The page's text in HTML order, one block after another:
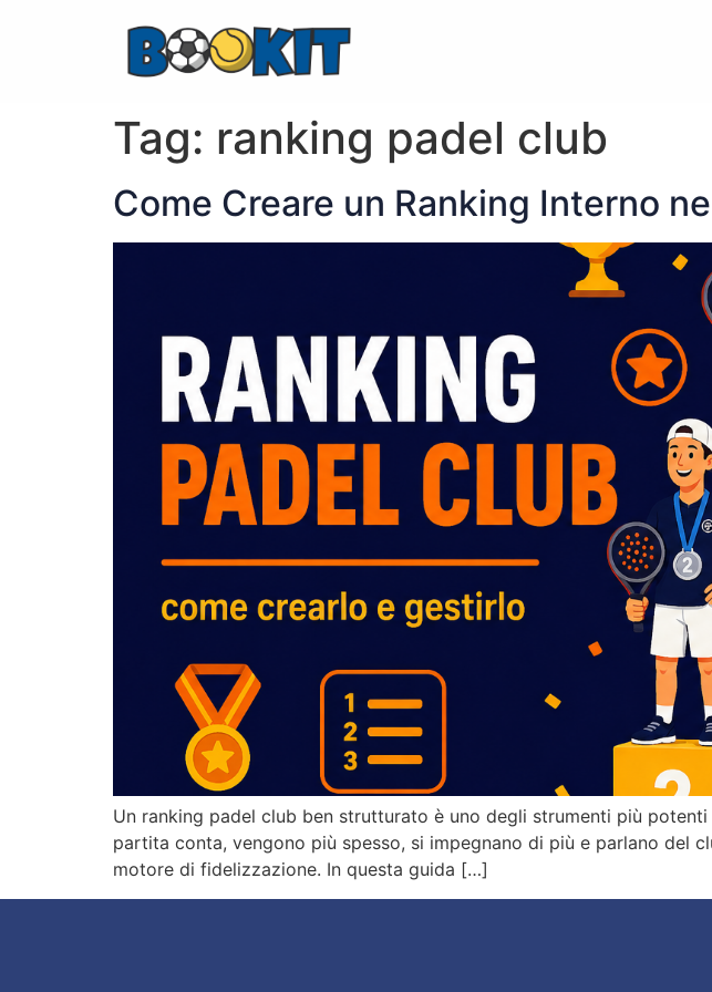
Tag: ranking padel club
Come Creare un Ranking Interno
Un ranking padel club ben strutturato è uno degli strumenti più
partita conta, vengono più spesso, si impegnano di più e parlano del
motore di fidelizzazione. In questa guida […]